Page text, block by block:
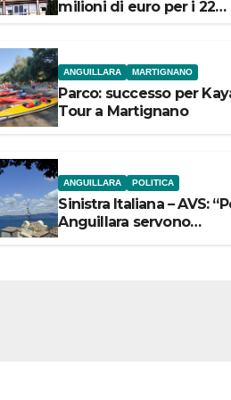
milioni di euro per i 22
ANGUILLARA MARTIGNANO
Parco: successo per
Tour a Martignano
ANGUILLARA POLITICA
Sinistra Italiana – AVS:
Anguillara servono